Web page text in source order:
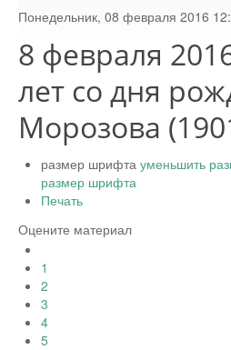
Понедельник, 08 февраля 2016
8 февраля
лет со дня
Морозова
размер шрифта уменьшить
размер шрифта
Печать
Оцените материал
1
2
3
4
5